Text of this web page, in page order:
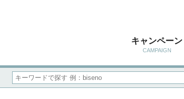
キャンペーン
CAMPAIGN